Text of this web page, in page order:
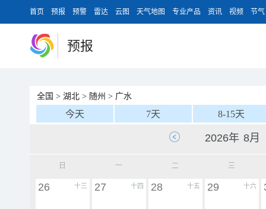
首页 预报 预警 雷达 云图 天气地图 专业产品 资讯 视频 节气
预报
全国 > 湖北 > 随州 > 广水
今天 7天 8-15天
日 一 二 三
十三
26 十四
27 十五
28 十六
29